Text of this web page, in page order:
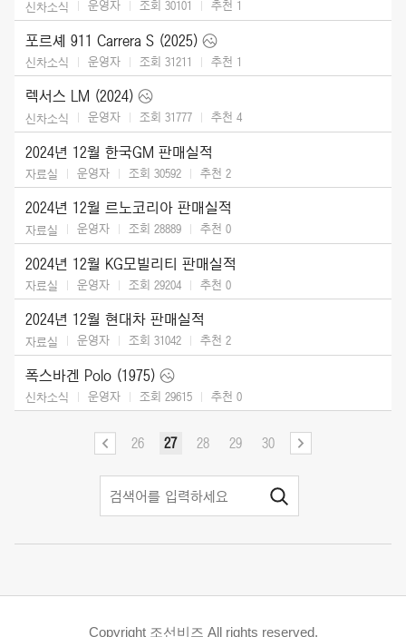
신차소식 운영자 조회 30101 추천 1
포르셰 911 Carrera S (2025)
신차소식 운영자 조회 31211 추천 1
렉서스 LM (2024)
신차소식 운영자 조회 31777 추천 4
2024년 12월 한국GM 판매실적
자료실 운영자 조회 30592 추천 2
2024년 12월 르노코리아 판매실적
자료실 운영자 조회 28889 추천 0
2024년 12월 KG모빌리티 판매실적
자료실 운영자 조회 29204 추천 0
2024년 12월 현대차 판매실적
자료실 운영자 조회 31042 추천 2
폭스바겐 Polo (1975)
신차소식 운영자 조회 29615 추천 0
26 27 28 29 30
Copyright 조선비즈 All rights reserved.